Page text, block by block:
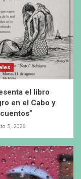
el libro
en el Cabo y
5, 2026